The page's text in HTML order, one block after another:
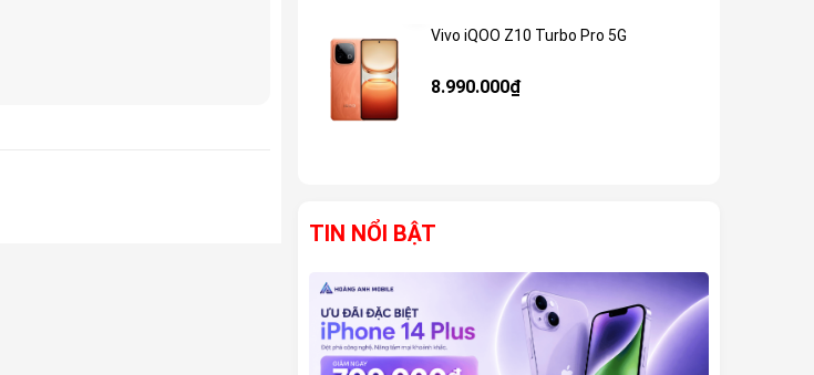
Vivo iQOO Z10 Turbo Pro 5G
8.990.000₫
TIN NỔI BẬT